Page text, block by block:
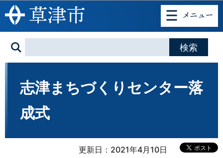
このページの本文へ移動
志津まちづくりセンター落
成式
更新日：2021年4月10日